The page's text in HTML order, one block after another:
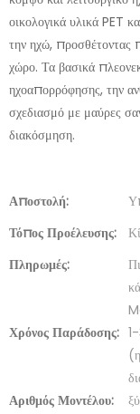
οικολογικά υλικά PET
την ηχώ, προσθέτοντας
χώρο. Τα βασικά
ηχοαπορρόφησης, την
σχεδιασμό με μαύρες
διακόσμηση.
Αποστολή:
Τόπος Προέλευσης:
Πληρωμές:
Χρόνος Παράδοσης:
Αριθμός Μοντέλου: